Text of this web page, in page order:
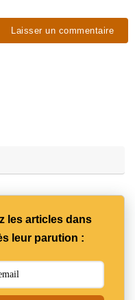
les articles dans
leur parution :